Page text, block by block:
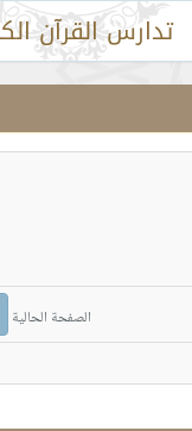
تدارس القرآن
الصفحة الحالية